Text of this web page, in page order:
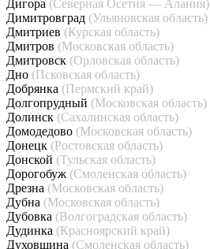
Дигора (Северная Осетия — Алания)
Димитровград (Ульяновская область)
Дмитриев (Курская область)
Дмитров (Московская область)
Дмитровск (Орловская область)
Дно (Псковская область)
Добрянка (Пермский край)
Долгопрудный (Московская область)
Долинск (Сахалинская область)
Домодедово (Московская область)
Донецк (Ростовская область)
Донской (Тульская область)
Дорогобуж (Смоленская область)
Дрезна (Московская область)
Дубна (Московская область)
Дубовка (Волгоградская область)
Дудинка (Красноярский край)
Духовщина (Смоленская область)